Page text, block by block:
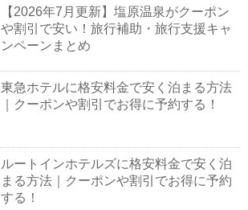
【2026年7月更新】塩原温泉がクーポン
や割引で安い！旅行補助・旅行支援キャ
ンペーンまとめ
東急ホテルに格安料金で安く泊まる方法
｜クーポンや割引でお得に予約する！
ルートインホテルズに格安料金で安く泊
まる方法｜クーポンや割引でお得に予約
する！